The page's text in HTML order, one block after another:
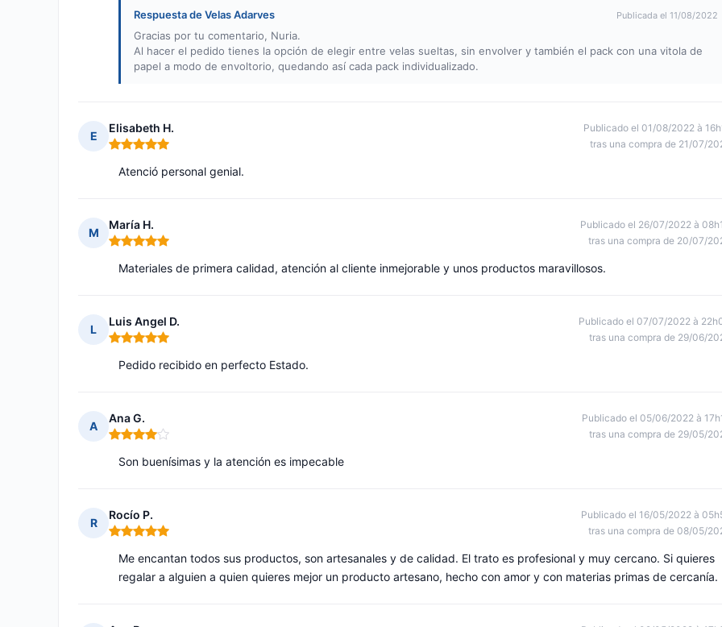
Respuesta de Velas Adarves Publicada el 11/08/2022
Gracias por tu comentario, Nuria.
Al hacer el pedido tienes la opción de elegir entre velas sueltas, sin envolver y también el pack con una vitola de
papel a modo de envoltorio, quedando así cada pack individualizado.
E
Elisabeth H.
Nota: 5 de 5
Publicado el 01/08/2022 à
tras una compra de 21/07/
Atenció personal genial.
M
María H.
Nota: 5 de 5
Publicado el 26/07/2022 à
tras una compra de 20/07/
Materiales de primera calidad, atención al cliente inmejorable y unos productos maravillosos.
L
Luis Angel D.
Nota: 5 de 5
Publicado el 07/07/2022 à
tras una compra de 29/06/
Pedido recibido en perfecto Estado.
A
Ana G.
Nota: 4 de 5
Publicado el 05/06/2022 à
tras una compra de 29/05/
Son buenísimas y la atención es impecable
R
Rocío P.
Nota: 5 de 5
Publicado el 16/05/2022 à
tras una compra de 08/05/
Me encantan todos sus productos, son artesanales y de calidad. El trato es profesional y muy cercano. Si quieres
regalar a alguien a quien quieres mejor un producto artesano, hecho con amor y con materias primas de cercanía.